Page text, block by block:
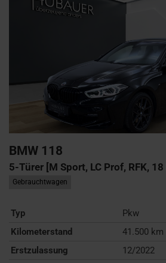
BMW 118
5-Türer [M Sport, LC Prof, RFK, 18
Gebrauchtwagen
Typ
Pkw
Kilometerstand
41.500 km
Erstzulassung
12/2022